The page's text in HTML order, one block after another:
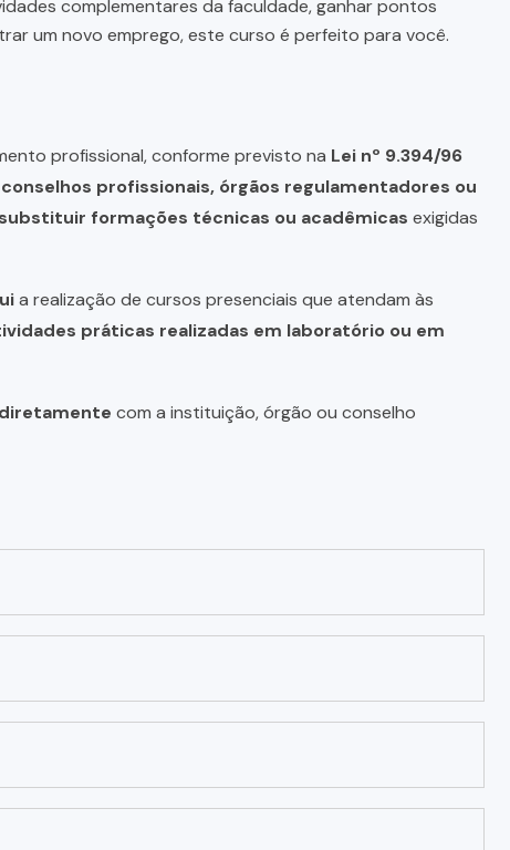
complementares da faculdade, ganhar pontos
um novo emprego, este curso é perfeito para você.
profissional, conforme previsto na Lei nº 9.394/96
profissionais, órgãos regulamentadores ou
formações técnicas ou acadêmicas exigidas
a realização de cursos presenciais que atendam às
práticas realizadas em laboratório ou em
com a instituição, órgão ou conselho